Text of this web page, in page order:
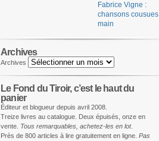
Fabrice Vigne :
chansons cousues
main
Archives
Archives
Le Fond du Tiroir, c’est le haut du
panier
Éditeur et blogueur depuis avril 2008.
Treize livres au catalogue. Deux épuisés, onze en
vente. Tous remarquables, achetez-les en lot.
Près de 800 articles à lire gratuitement en ligne. Pas